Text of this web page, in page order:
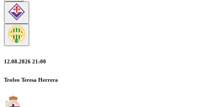
12.08.2026 21:00
Trofeo Teresa Herrera